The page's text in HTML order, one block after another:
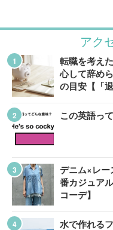
アク
転職を考え
心して辞め
の目安【「
この英語っ
デニム×レー
番カジュア
コーデ】
水で作れる